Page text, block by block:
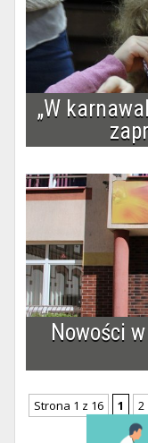
„W
Nowości
Strona 1 z 16 1 2